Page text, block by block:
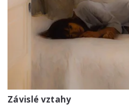
Závislé vztahy